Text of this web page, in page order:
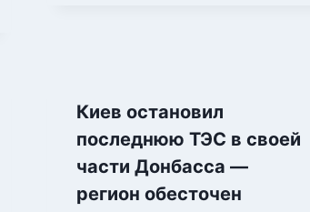
Киев остановил
последнюю ТЭС в своей
части Донбасса —
регион обесточен